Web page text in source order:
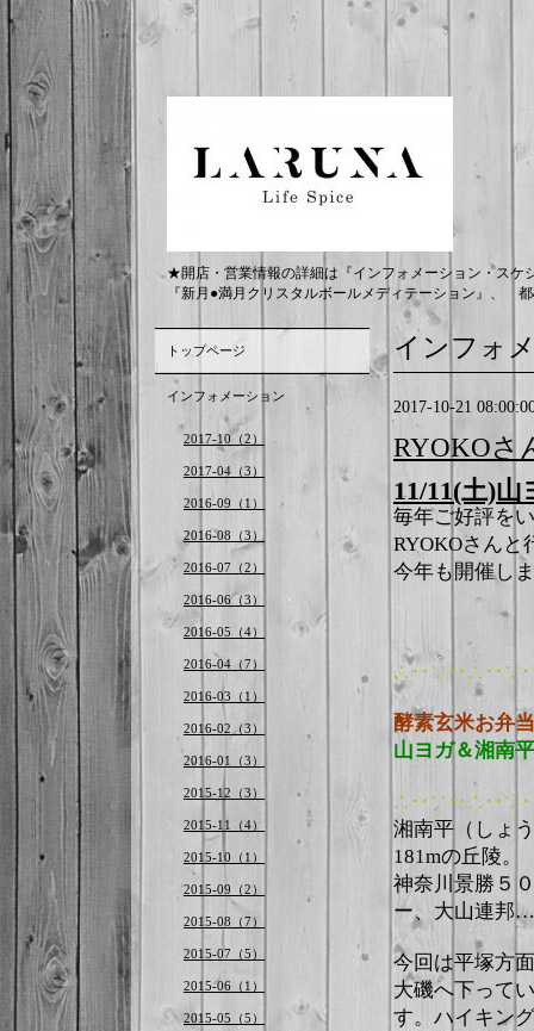
★開店・営業情報の詳細は『インフォメーション・ス
『新月●満月クリスタルボールメディテーション』、
インフォ
2017-10-21
RYOKOさ
11/11(土)
毎年ご好評を
RYOKOさんと
今年も開催し
酵素玄米お弁当
山ヨガ＆湘南
湘南平（しょ
181mの丘陵。
神奈川景勝５
ー、大山連邦
今回は平塚方
大磯へ下って
す。ハイキン
トップページ
インフォメーション
2017-10（2）
2017-04（3）
2016-09（1）
2016-08（3）
2016-07（2）
2016-06（3）
2016-05（4）
2016-04（7）
2016-03（1）
2016-02（3）
2016-01（3）
2015-12（3）
2015-11（4）
2015-10（1）
2015-09（2）
2015-08（7）
2015-07（5）
2015-06（1）
2015-05（5）